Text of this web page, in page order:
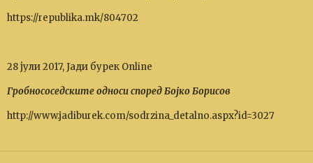
https://republika.mk/804702
28 јули 2017, Јади бурек Online
Гробнососедските односи според Бојко Борисов
http://www.jadiburek.com/sodrzina_detalno.aspx?id=3027